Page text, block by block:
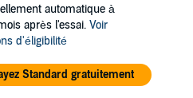
automatique à
après l'essai. Voir
d'éligibilité
Standard gratuitement